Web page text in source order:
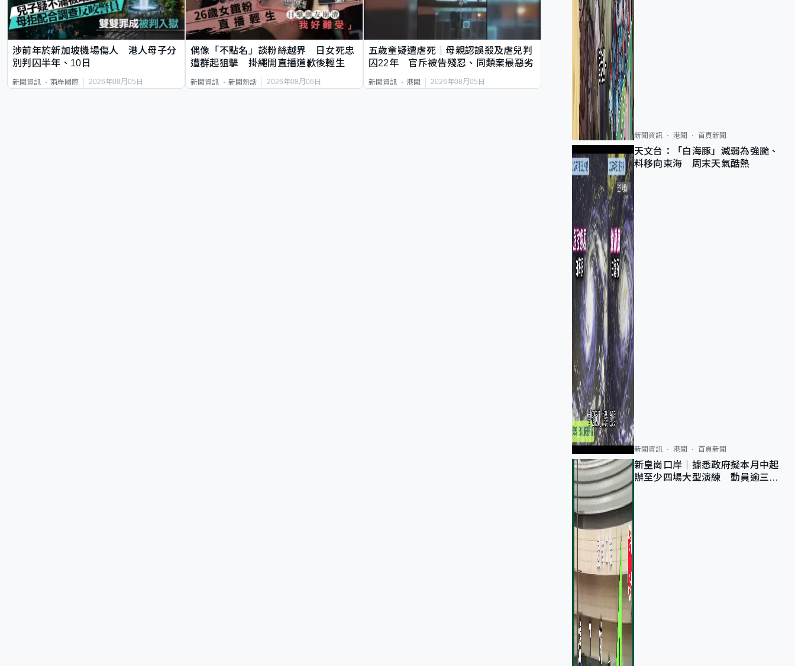
涉前年於新加坡機場傷人 港人母子分
別判囚半年、10日
新聞資訊 兩岸國際 2026年08月05日
偶像「不點名」談粉絲越界 日女死忠
遭群起狙擊 掛繩開直播道歉後輕生
新聞資訊 新聞熱話 2026年08月06日
五歲童疑遭虐死｜母親認誤殺及虐兒判
囚22年 官斥被告殘忍、同類案最惡劣
新聞資訊 港聞 2026年08月05日
新聞資訊 港聞 首頁新聞
天文台：「白海豚」減弱為強颱、
料移向東海 周末天氣酷熱
新聞資訊 港聞 首頁新聞
新皇崗口岸｜據悉政府擬本月中起
辦至少四場大型演練 動員逾三萬